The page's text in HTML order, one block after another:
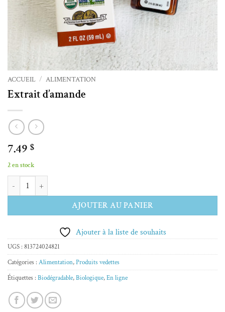
ACCUEIL / ALIMENTATION
Extrait d’amande
7.49 $
2 en stock
quantité de Extrait d'amande
AJOUTER AU PANIER
Alternative:
Ajouter à la liste de souhaits
UGS : 813724024821
Catégories : Alimentation,Produits vedettes
Étiquettes : Biodégradable,Biologique,En ligne